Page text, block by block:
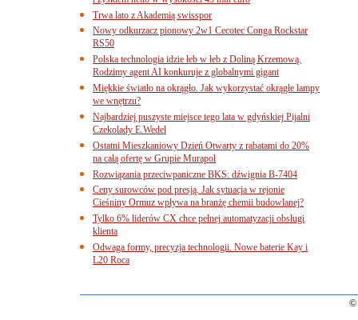
Trwa lato z Akademią swisspor
Nowy odkurzacz pionowy 2w1 Cecotec Conga Rockstar
RS50
Polska technologia idzie łeb w łeb z Doliną Krzemową.
Rodzimy agent AI konkuruje z globalnymi gigant
Miękkie światło na okrągło. Jak wykorzystać okrągłe lampy
we wnętrzu?
Najbardziej puszyste miejsce tego lata w gdyńskiej Pijalni
Czekolady E.Wedel
Ostatni Mieszkaniowy Dzień Otwarty z rabatami do 20%
na całą ofertę w Grupie Murapol
Rozwiązania przeciwpaniczne BKS: dźwignia B-7404
Ceny surowców pod presją. Jak sytuacja w rejonie
Cieśniny Ormuz wpływa na branżę chemii budowlanej?
Tylko 6% liderów CX chce pełnej automatyzacji obsługi
klienta
Odwaga formy, precyzja technologii. Nowe baterie Kay i
L20 Roca
©